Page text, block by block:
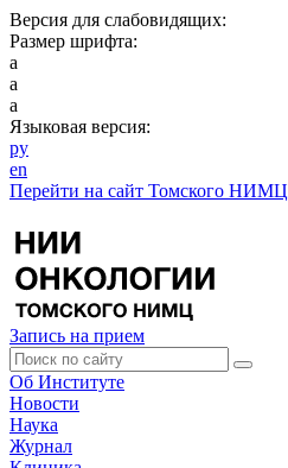
Версия для слабовидящих:
Размер шрифта:
a
a
a
Языковая версия:
ру
en
Перейти на сайт Томского НИМЦ
Запись на прием
Об Институте
Новости
Наука
Журнал